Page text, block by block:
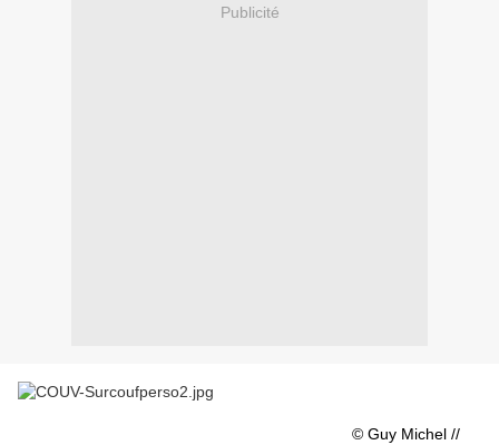
Publicité
© Guy Michel //